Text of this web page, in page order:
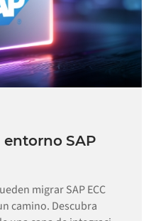
SAP
migrar SAP ECC
camino. Descubra